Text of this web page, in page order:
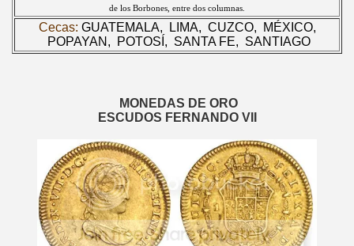
de los Borbones, entre dos columnas.
Cecas: GUATEMALA, LIMA, CUZCO, MÉXICO,
POPAYAN,
POTOSÍ, SANTA FE, SANTIAGO
MONEDAS DE ORO
ESCUDOS FERNANDO VII